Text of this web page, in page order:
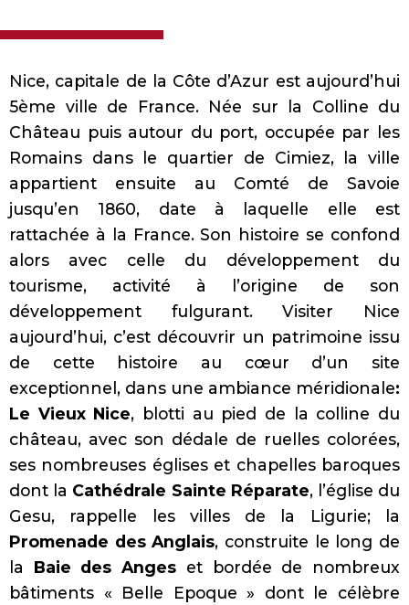
Nice, capitale de la Côte d’Azur est aujourd’hui
5ème ville de France. Née sur la Colline du
Château puis autour du port, occupée par les
Romains dans le quartier de Cimiez, la ville
appartient ensuite au Comté de Savoie
jusqu’en 1860, date à laquelle elle est
rattachée à la France. Son histoire se confond
alors avec celle du développement du
tourisme, activité à l’origine de son
développement fulgurant. Visiter Nice
aujourd’hui, c’est découvrir un patrimoine issu
de cette histoire au cœur d’un site
exceptionnel, dans une ambiance méridionale:
Le Vieux Nice, blotti au pied de la colline du
château, avec son dédale de ruelles colorées,
ses nombreuses églises et chapelles baroques
dont la Cathédrale Sainte Réparate, l’église du
Gesu, rappelle les villes de la Ligurie; la
Promenade des Anglais, construite le long de
la Baie des Anges et bordée de nombreux
bâtiments « Belle Epoque » dont le célèbre